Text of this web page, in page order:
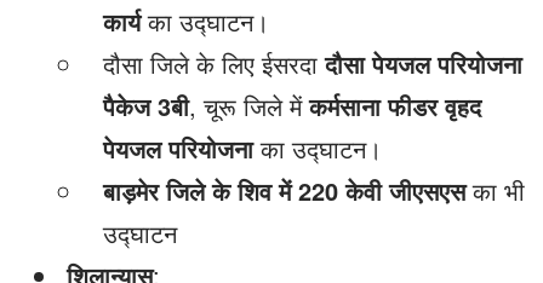
कार्यका उद्घाटन।
दौसा जिले के लिए ईसरदादौसा पेयजल परियोजना
पैकेज 3बी, चूरू जिले मेंकर्मसाना फीडर वृहद
पेयजल परियोजनाका उद्घाटन।
बाड़मेर जिले के शिव में 220 केवी जीएसएसका भी
उद्घाटन
शिलान्यास: